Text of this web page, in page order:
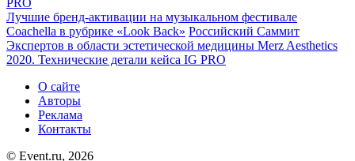
Лучшие бренд-активации на музыкальном фестивале
Coachella в рубрике «Look Back» Российский Саммит
Экспертов в области эстетической медицины Merz Aesthetics
2020. Технические детали кейса IG PRO
О сайте
Авторы
Реклама
Контакты
© Event.ru, 2026